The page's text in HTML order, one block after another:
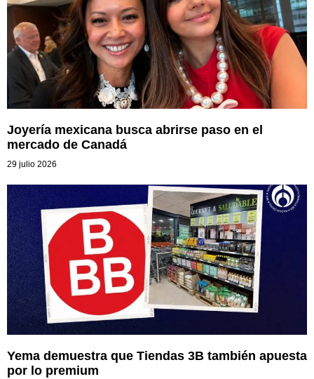
Joyería mexicana busca abrirse paso en el
mercado de Canadá
29 julio 2026
Yema demuestra que Tiendas 3B también apuesta
por lo premium